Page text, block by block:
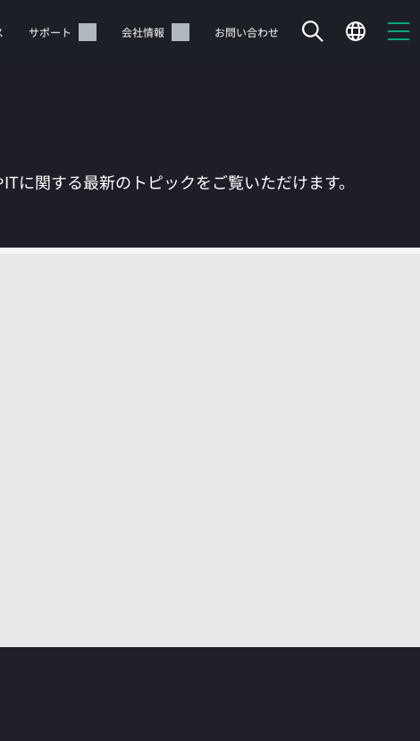
サポート 会社情報 お問い合わせ
に関する最新のトピックをご覧いただけます。